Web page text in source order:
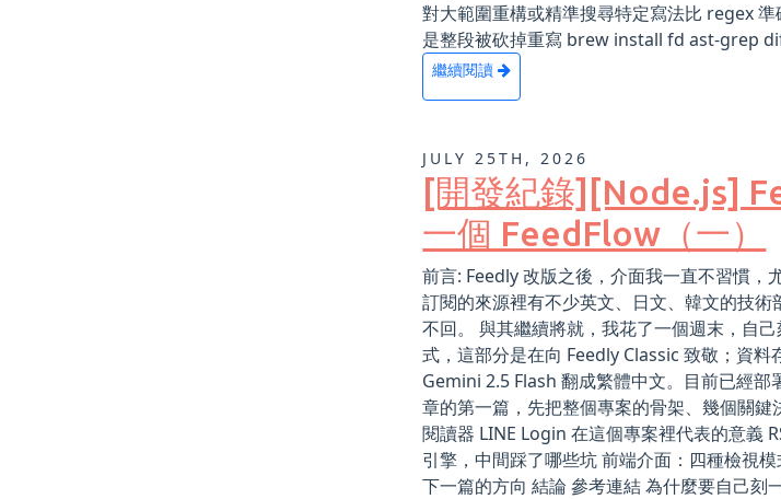
對大範圍重構或精準搜尋特定寫法比 regex
是整段被砍掉重寫 brew install fd ast-grep
繼續閱讀
JULY 25TH, 2026
[開發紀錄][Node.js]
一個 FeedFlow（一）
前言: Feedly 改版之後，介面我一直不習慣，
訂閱的來源裡有不少英文、日文、韓文的技
不回。 與其繼續將就，我花了一個週末，自
式，這部分是在向 Feedly Classic 致敬；資
Gemini 2.5 Flash 翻成繁體中文。目前已經
章的第一篇，先把整個專案的骨架、幾個關鍵
閱讀器 LINE Login 在這個專案裡代表的意義
引擎，中間踩了哪些坑 前端介面：四種檢視
下一篇的方向 結論 參考連結 為什麼要自己刻